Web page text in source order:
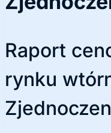
Raport
rynku